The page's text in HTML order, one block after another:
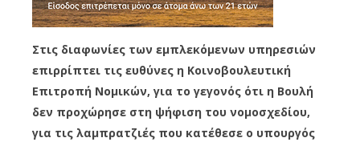
Στις διαφωνίες των εμπλεκόμενων υπηρεσιών
επιρρίπτει τις ευθύνες η Κοινοβουλευτική
Επιτροπή Νομικών, για το γεγονός ότι η Βουλή
δεν προχώρησε στη ψήφιση του νομοσχεδίου,
για τις λαμπρατζιές που κατέθεσε ο υπουργός